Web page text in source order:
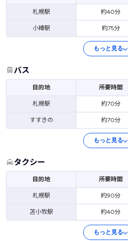
札幌駅 約40分
小樽駅 約75分
もっと見る
バス
目的地 所要時間
札幌駅 約70分
すすきの 約70分
もっと見る
タクシー
目的地 所要時間
札幌駅 約90分
苫小牧駅 約40分
もっと見る